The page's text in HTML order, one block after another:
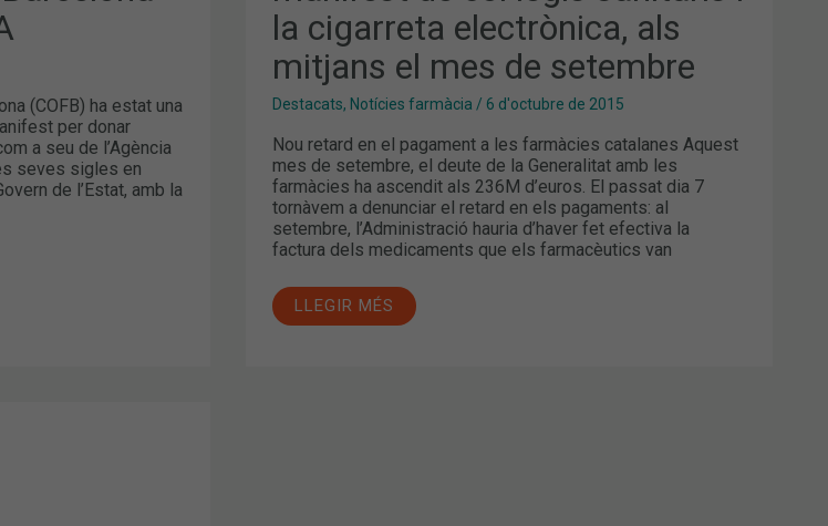
(COFB) ha estat una
per donar
a seu de l’Agència
seves sigles en
de l’Estat, amb la
la cigarreta electrònica, als
mitjans el mes de setembre
Destacats, Notícies farmàcia / 6 d'octubre de 2015
Nou retard en el pagament a les farmàcies catalanes Aquest
mes de setembre, el deute de la Generalitat amb les
farmàcies ha ascendit als 236M d’euros. El passat dia 7
tornàvem a denunciar el retard en els pagaments: al
setembre, l’Administració hauria d’haver fet efectiva la
factura dels medicaments que els farmacèutics van
LA
CIGARRETA
ELECTRÒNICA,
ALS
MITJANS
EL
SETEMBRE
LLEGIR MÉS